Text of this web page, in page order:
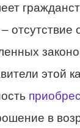
отсутствие
этой
в